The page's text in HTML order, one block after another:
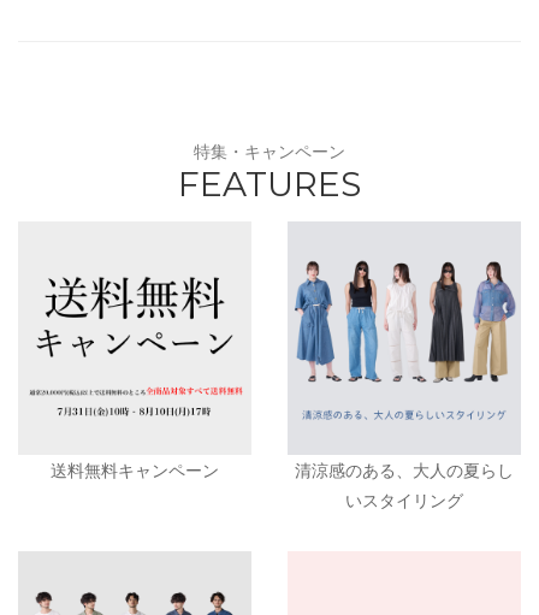
特集・キャンペーン
FEATURES
送料無料キャンペーン
清涼感のある、大人の夏らし
いスタイリング